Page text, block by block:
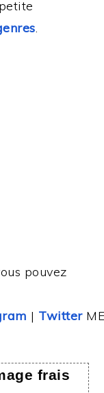
.
pouvez
| Twitter
frais